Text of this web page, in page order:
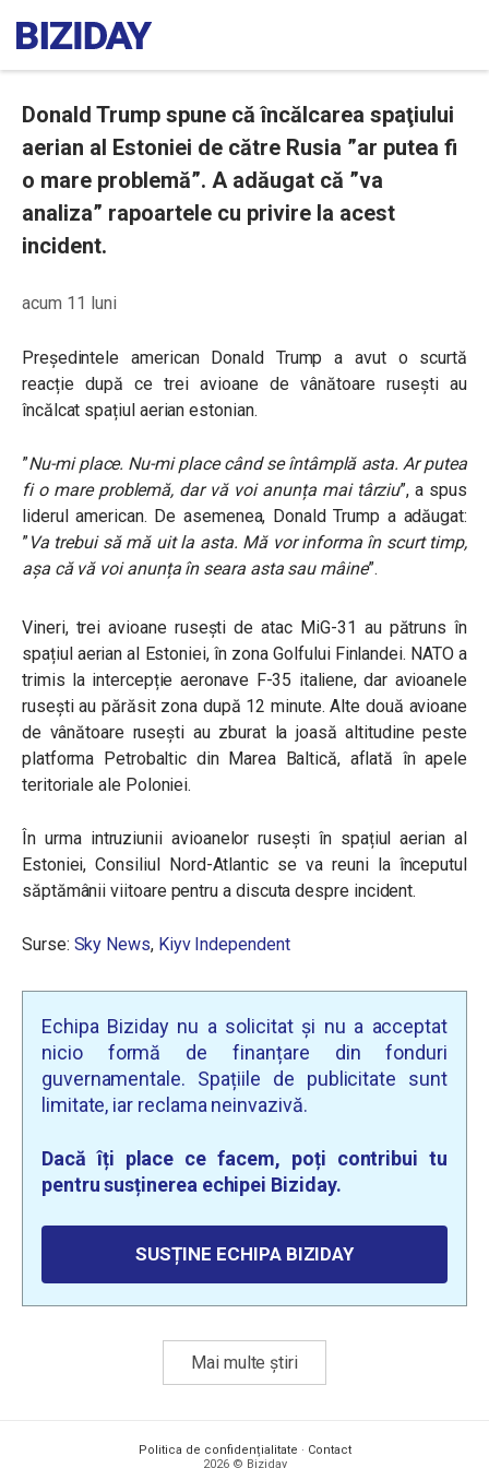
Donald Trump spune că încălcarea spaţiului
aerian al Estoniei de către Rusia ”ar putea fi
o mare problemă”. A adăugat că ”va
analiza” rapoartele cu privire la acest
incident.
acum 11 luni
Președintele american Donald Trump a avut o scurtă
reacție după ce trei avioane de vânătoare rusești au
încălcat spațiul aerian estonian.
”Nu-mi place. Nu-mi place când se întâmplă asta. Ar putea
fi o mare problemă, dar vă voi anunța mai târziu”, a spus
liderul american. De asemenea, Donald Trump a adăugat:
”Va trebui să mă uit la asta. Mă vor informa în scurt timp,
așa că vă voi anunța în seara asta sau mâine”.
Vineri, trei avioane rusești de atac MiG-31 au pătruns în
spațiul aerian al Estoniei, în zona Golfului Finlandei. NATO a
trimis la intercepție aeronave F-35 italiene, dar avioanele
rusești au părăsit zona după 12 minute. Alte două avioane
de vânătoare rusești au zburat la joasă altitudine peste
platforma Petrobaltic din Marea Baltică, aflată în apele
teritoriale ale Poloniei.
În urma intruziunii avioanelor rusești în spațiul aerian al
Estoniei, Consiliul Nord-Atlantic se va reuni la începutul
săptămânii viitoare pentru a discuta despre incident.
Surse: Sky News, Kiyv Independent
Echipa Biziday nu a solicitat și nu a acceptat
nicio formă de finanțare din fonduri
guvernamentale. Spațiile de publicitate sunt
limitate, iar reclama neinvazivă.
Dacă îți place ce facem, poți contribui tu
pentru susținerea echipei Biziday.
SUSȚINE ECHIPA BIZIDAY
Mai multe știri
Politica de confidențialitate · Contact
2026 © Biziday